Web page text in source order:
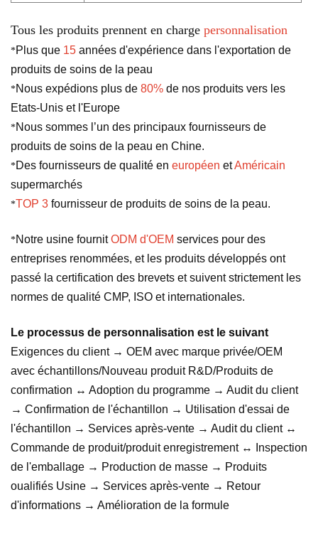
Tous les produits prennent en charge personnalisation
*Plus que 15 années d'expérience dans l'exportation de
produits de soins de la peau
*Nous expédions plus de 80% de nos produits vers les
Etats-Unis et l'Europe
*Nous sommes l’un des principaux fournisseurs de
produits de soins de la peau en Chine.
*Des fournisseurs de qualité en européen etAméricain
supermarchés
*TOP 3 fournisseur de produits de soins de la peau.
*Notre usine fournitODM d'OEM services pour des
entreprises renommées, et les produits développés ont
passé la certification des brevets et suivent strictement les
normes de qualité CMP, ISO et internationales.
Le processus de personnalisation est le suivant
Exigences du client → OEM avec marque privée/OEM
avec échantillons/Nouveau produit R&D/Produits de
confirmation ↔ Adoption du programme → Audit du client
→ Confirmation de l'échantillon → Utilisation d'essai de
l'échantillon → Services après-vente → Audit du client ↔
Commande de produit/produit enregistrement ↔ Inspection
de l'emballage → Production de masse → Produits
oualifiés Usine → Services après-vente → Retour
d'informations → Amélioration de la formule